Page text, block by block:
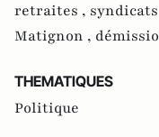
retraites ,
Matignon ,
THEMATIQUES
Politique